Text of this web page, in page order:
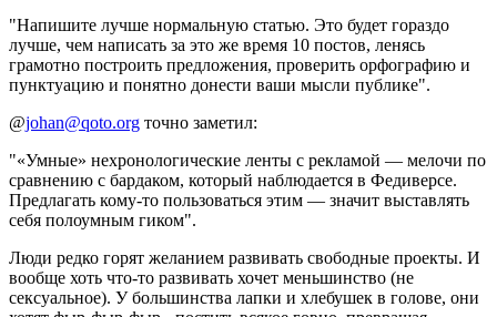
"Напишите лучше нормальную статью. Это будет гораздо
лучше, чем написать за это же время 10 постов, ленясь
грамотно построить предложения, проверить орфографию и
пунктуацию и понятно донести ваши мысли публике".
@johan@qoto.org точно заметил:
"«Умные» нехронологические ленты с рекламой — мелочи по
сравнению с бардаком, который наблюдается в Федиверсе.
Предлагать кому-то пользоваться этим — значит выставлять
себя полоумным гиком".
Люди редко горят желанием развивать свободные проекты. И
вообще хоть что-то развивать хочет меньшинство (не
сексуальное). У большинства лапки и хлебушек в голове, они